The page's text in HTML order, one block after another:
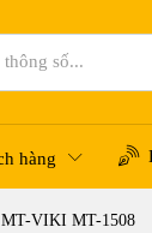
hàng
MT-VIKI MT-1508